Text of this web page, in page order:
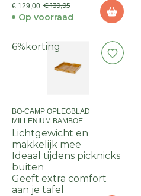
€ 129,00 € 139,95
Op voorraad
6% korting
BO-CAMP OPLEGBLAD
MILLENIUM BAMBOE
Lichtgewicht en
makkelijk mee
Ideaal tijdens picknicks
buiten
Geeft extra comfort
aan je tafel